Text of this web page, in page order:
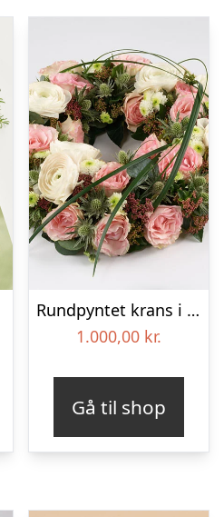
Rundpyntet krans i lyse farver – Blomster til begravelse
1.000,00 kr.
Gå til shop